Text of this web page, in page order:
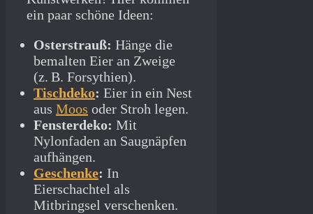
ein paar schöne Ideen:
Osterstrauß: Hänge die
bemalten Eier an Zweige
(z. B. Forsythien).
Tischdeko: Eier in ein Nest
aus Moos oder Stroh legen.
Fensterdeko: Mit
Nylonfaden an Saugnäpfen
aufhängen.
Geschenke: In
Eierschachtel als
Mitbringsel verschenken.